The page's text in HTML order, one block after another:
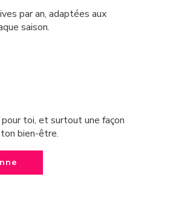
par an, adaptées aux
saison.
pour toi, et surtout une façon
bien-être.